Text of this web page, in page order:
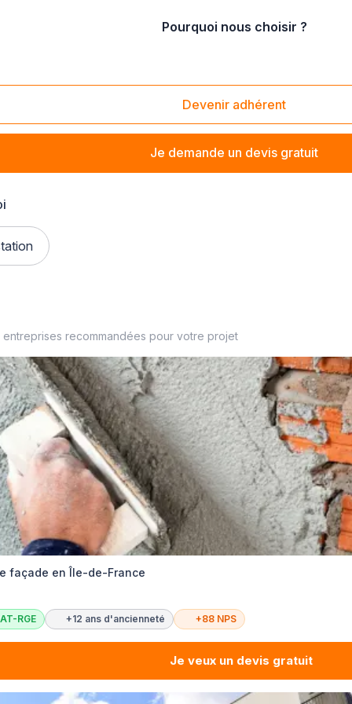
Pourquoi nous choisir ?
Devenir adhérent
Je demande un devis gratuit
entreprises recommandées pour votre projet
façade en Île-de-France
RGE +12 ans d'ancienneté +88 NPS
Je veux un devis gratuit